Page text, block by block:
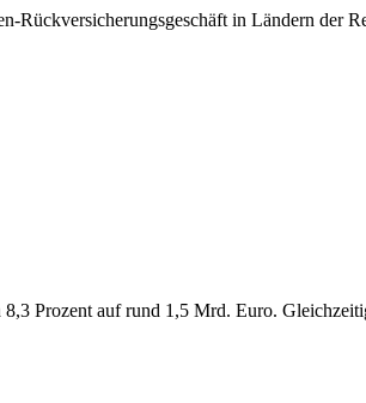
Rückversicherungsgeschäft in Ländern der
Prozent auf rund 1,5 Mrd. Euro.